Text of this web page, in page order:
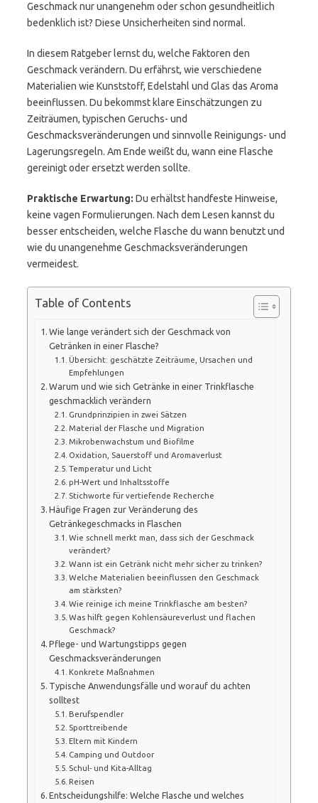
Geschmack nur unangenehm oder schon gesundheitlich
bedenklich ist? Diese Unsicherheiten sind normal.
In diesem Ratgeber lernst du, welche Faktoren den
Geschmack verändern. Du erfährst, wie verschiedene
Materialien wie Kunststoff, Edelstahl und Glas das Aroma
beeinflussen. Du bekommst klare Einschätzungen zu
Zeiträumen, typischen Geruchs- und
Geschmacksveränderungen und sinnvolle Reinigungs- und
Lagerungsregeln. Am Ende weißt du, wann eine Flasche
gereinigt oder ersetzt werden sollte.
Praktische Erwartung: Du erhältst handfeste Hinweise,
keine vagen Formulierungen. Nach dem Lesen kannst du
besser entscheiden, welche Flasche du wann benutzt und
wie du unangenehme Geschmacksveränderungen
vermeidest.
Table of Contents
Wie lange verändert sich der Geschmack von
Getränken in einer Flasche?
Übersicht: geschätzte Zeiträume, Ursachen und
Empfehlungen
Warum und wie sich Getränke in einer Trinkflasche
geschmacklich verändern
Grundprinzipien in zwei Sätzen
Material der Flasche und Migration
Mikrobenwachstum und Biofilme
Oxidation, Sauerstoff und Aromaverlust
Temperatur und Licht
pH-Wert und Inhaltsstoffe
Stichworte für vertiefende Recherche
Häufige Fragen zur Veränderung des
Getränkegeschmacks in Flaschen
Wie schnell merkt man, dass sich der Geschmack
verändert?
Wann ist ein Getränk nicht mehr sicher zu trinken?
Welche Materialien beeinflussen den Geschmack
am stärksten?
Wie reinige ich meine Trinkflasche am besten?
Was hilft gegen Kohlensäureverlust und flachen
Geschmack?
Pflege- und Wartungstipps gegen
Geschmacksveränderungen
Konkrete Maßnahmen
Typische Anwendungsfälle und worauf du achten
solltest
Berufspendler
Sporttreibende
Eltern mit Kindern
Camping und Outdoor
Schul- und Kita-Alltag
Reisen
Entscheidungshilfe: Welche Flasche und welches